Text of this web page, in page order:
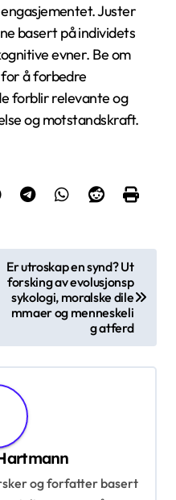
effektivt, fokuser
og selvrefleksjon.
og styrker for å
konsekvent
og spore fremgang.
utfordrer negative
og utfordringer. Tilpass
øvelser som
Bruk varierte
eller veiledede
Juster
basert på individets
evner. Be om
å forbedre
forblir relevante og
og motstandskraft.